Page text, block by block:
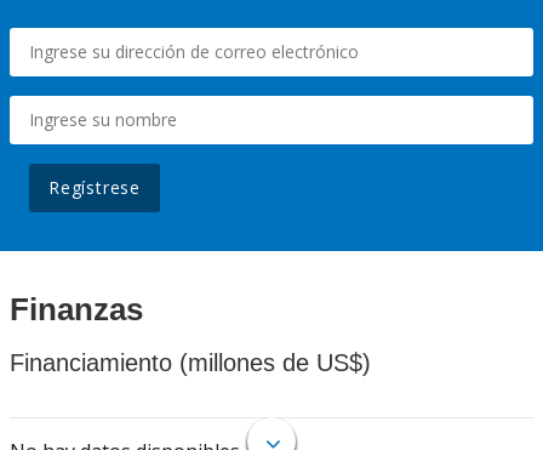
Regístrese
Finanzas
Financiamiento (millones de US$)